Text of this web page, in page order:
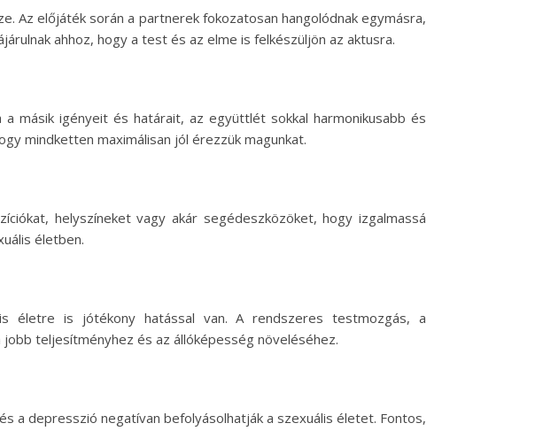
Az előjáték során a partnerek fokozatosan hangolódnak egymásra,
ahhoz, hogy a test és az elme is felkészüljön az aktusra.
másik igényeit és határait, az együttlét sokkal harmonikusabb és
mindketten maximálisan jól érezzük magunkat.
helyszíneket vagy akár segédeszközöket, hogy izgalmassá
életben.
életre is jótékony hatással van. A rendszeres testmozgás, a
teljesítményhez és az állóképesség növeléséhez.
a depresszió negatívan befolyásolhatják a szexuális életet. Fontos,